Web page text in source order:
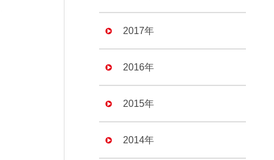
2017年
2016年
2015年
2014年